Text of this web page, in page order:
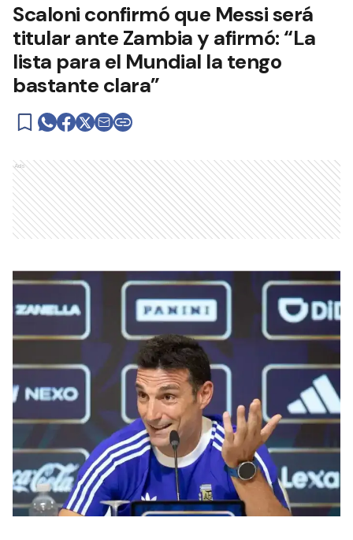
Scaloni confirmó que Messi será
titular ante Zambia y afirmó: “La
lista para el Mundial la tengo
bastante clara”
Ads